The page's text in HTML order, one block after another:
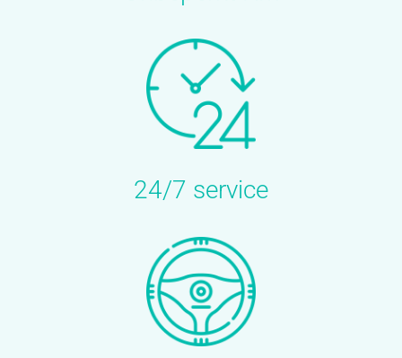
24/7 service